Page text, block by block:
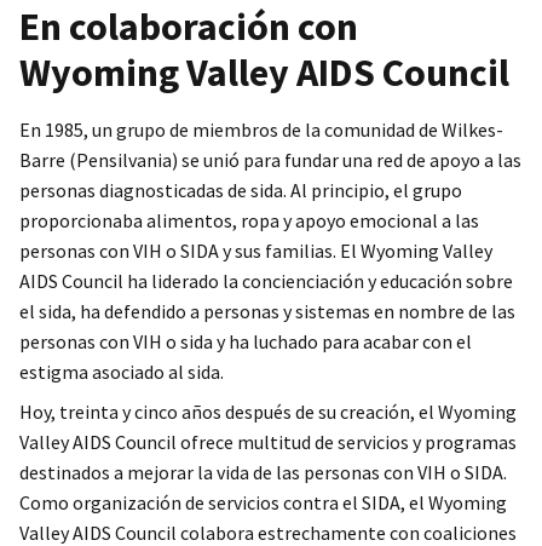
En colaboración con
Wyoming Valley AIDS Council
En 1985, un grupo de miembros de la comunidad de Wilkes-
Barre (Pensilvania) se unió para fundar una red de apoyo a las
personas diagnosticadas de sida. Al principio, el grupo
proporcionaba alimentos, ropa y apoyo emocional a las
personas con VIH o SIDA y sus familias. El Wyoming Valley
AIDS Council ha liderado la concienciación y educación sobre
el sida, ha defendido a personas y sistemas en nombre de las
personas con VIH o sida y ha luchado para acabar con el
estigma asociado al sida.
Hoy, treinta y cinco años después de su creación, el Wyoming
Valley AIDS Council ofrece multitud de servicios y programas
destinados a mejorar la vida de las personas con VIH o SIDA.
Como organización de servicios contra el SIDA, el Wyoming
Valley AIDS Council colabora estrechamente con coaliciones